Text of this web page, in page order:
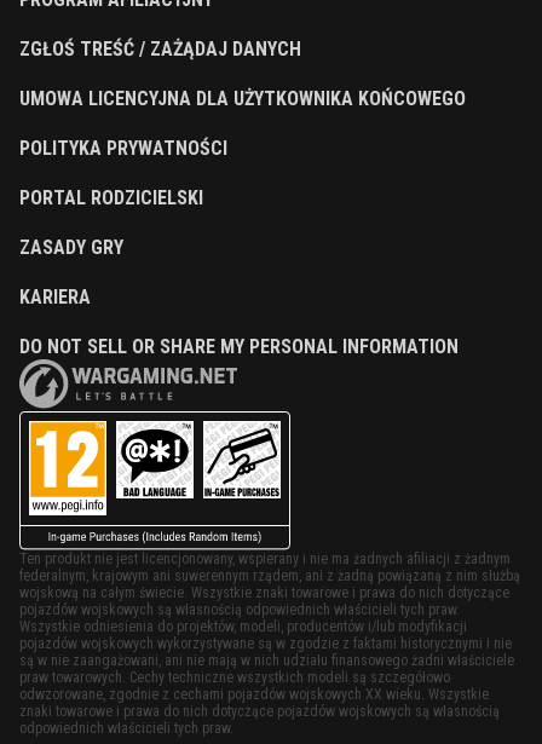
ZGŁOŚ TREŚĆ / ZAŻĄDAJ DANYCH
UMOWA LICENCYJNA DLA UŻYTKOWNIKA KOŃCOWEGO
POLITYKA PRYWATNOŚCI
PORTAL RODZICIELSKI
ZASADY GRY
KARIERA
DO NOT SELL OR SHARE MY PERSONAL INFORMATION
Ten produkt nie jest licencjonowany, wspierany i nie ma żadnych afiliacji z żadnym
federalnym, krajowym ani suwerennym rządem, ani z żadną powiązaną z nim służbą
wojskową na całym świecie. Wszystkie znaki towarowe i prawa do nich dotyczące
pojazdów wojskowych są własnością odpowiednich właścicieli tych praw.
Wszystkie odniesienia do projektów, modeli, producentów i/lub modyfikacji
pojazdów wojskowych wykorzystywane są w zgodzie z faktami historycznymi i nie
są w nie zaangażowani, ani nie mają w nich udziału finansowego żadni właściciele
praw towarowych. Cechy techniczne wszystkich modeli są szczegółowo
odwzorowane, zgodnie z cechami pojazdów wojskowych XX wieku. Wszystkie
znaki towarowe i prawa do nich dotyczące pojazdów wojskowych są własnością
odpowiednich właścicieli tych praw.